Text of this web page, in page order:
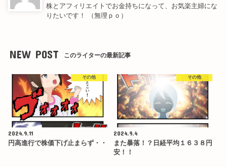
株とアフィリエイトでお金持ちになって、お気楽主婦にな
りたいです！ （無理ｐｏ）
NEW POST このライターの最新記事
その他
2024.9.11
円高進行で株価下げ止まらず・・
その他
2024.9.4
また暴落！？日経平均１６３８円
安！！